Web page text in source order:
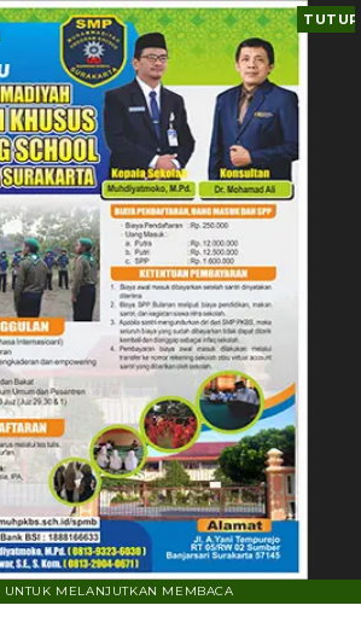
TUTUP
UNTUK MELANJUTKAN MEMBACA